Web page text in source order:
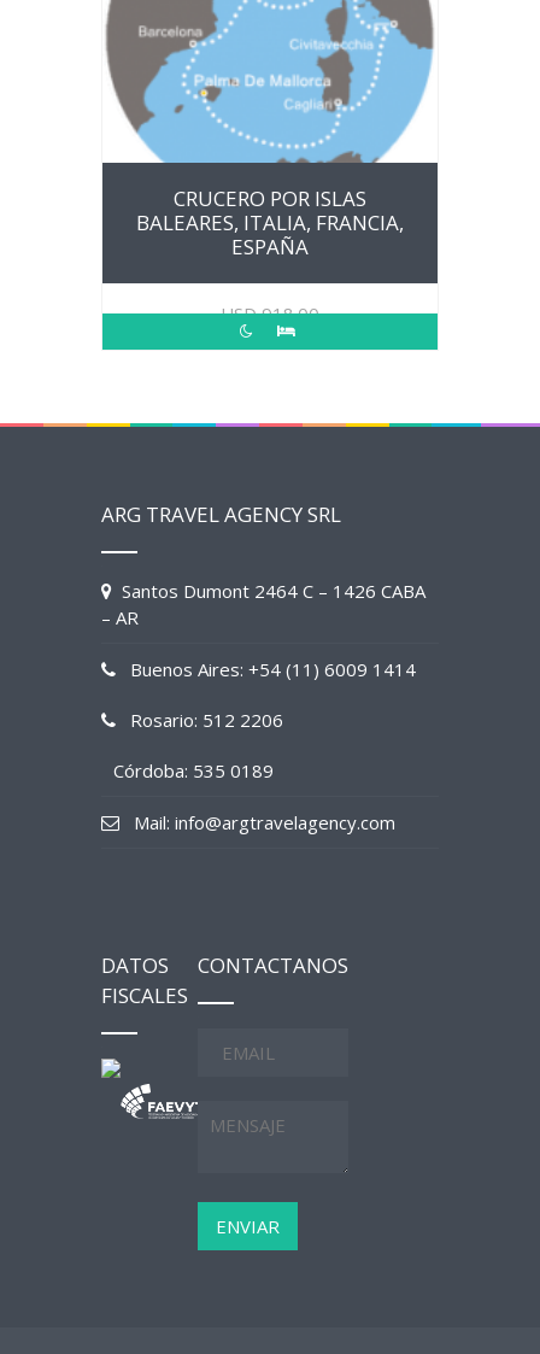
CRUCERO POR ISLAS
BALEARES, ITALIA, FRANCIA,
ESPAÑA
USD918.00
ARG TRAVEL AGENCY SRL
Santos Dumont 2464 C – 1426 CABA
– AR
Buenos Aires: +54 (11) 6009 1414
Rosario: 512 2206
Córdoba: 535 0189
Mail: info@argtravelagency.com
DATOS
FISCALES
CONTACTANOS